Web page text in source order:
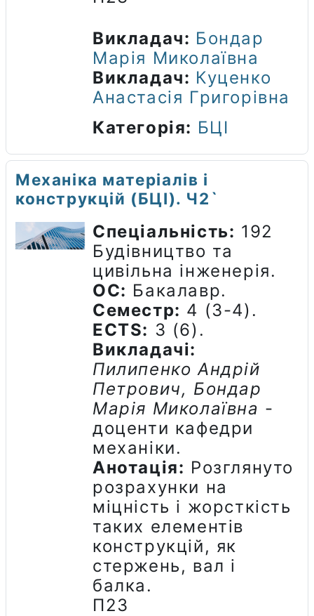
Викладач: Бондар
Марія Миколаївна
Викладач: Куценко
Анастасія Григорівна
Категорія: БЦІ
Механіка матеріалів і
конструкцій (БЦІ). Ч2`
Спеціальність: 192
Будівництво та
цивільна інженерія.
ОС: Бакалавр.
Семестр: 4 (3-4).
ECTS: 3 (6).
Викладачі:
Пилипенко Андрій
Петрович, Бондар
Марія Миколаївна -
доценти кафедри
механіки.
Анотація: Розглянуто
розрахунки на
міцність і жорсткість
таких елементів
конструкцій, як
стержень, вал і
балка.
П23